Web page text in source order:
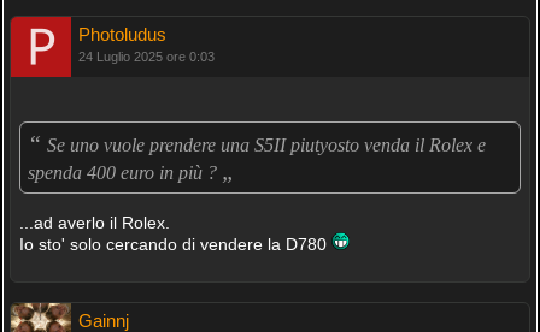
Photoludus
24 Luglio 2025 ore 0:03
“ Se uno vuole prendere una S5II piutyosto venda il Rolex e
spenda 400 euro in più ? „
...ad averlo il Rolex.
Io sto' solo cercando di vendere la D780
Gainnj